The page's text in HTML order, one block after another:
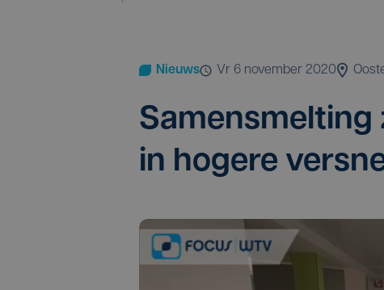
Nieuws vr 6 november 2020
Samen­smel­ting
in hoge­re